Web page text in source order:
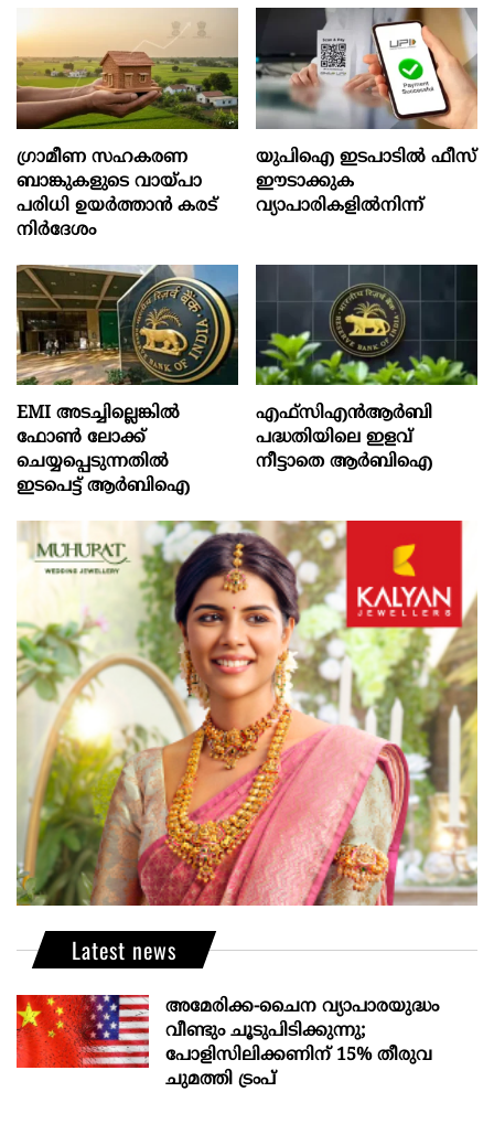
ഗ്രാമീണ സഹകരണ
ബാങ്കുകളുടെ വായ്പാ
പരിധി ഉയർത്താൻ കരട്
നിർദേശം
യുപിഐ ഇടപാടിൽ ഫീസ്
ഈടാക്കുക
വ്യാപാരികളിൽനിന്ന്
EMI അടച്ചില്ലെങ്കിൽ
ഫോൺ ലോക്ക്
ചെയ്യപ്പെടുന്നതിൽ
ഇടപെട്ട് ആർബിഐ
എഫ്സിഎൻആർബി
പദ്ധതിയിലെ ഇളവ്
നീട്ടാതെ ആർബിഐ
Latest news
അമേരിക്ക-ചൈന വ്യാപാരയുദ്ധം
വീണ്ടും ചൂടുപിടിക്കുന്നു;
പോളിസിലിക്കണിന് 15% തീരുവ
ചുമത്തി ട്രംപ്